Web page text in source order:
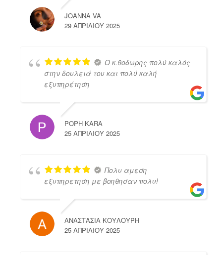
JOANNA VA
29 ΑΠΡΙΛΊΟΥ 2025
Ο κ.θοδωρης πολύ καλός
στην δουλειά του και πολύ καλή
εξυπηρέτηση
POPH KARA
25 ΑΠΡΙΛΊΟΥ 2025
Πολυ αμεση
εξυπηρετηση με βοηθησαν πολυ!
ΑΝΑΣΤΑΣΙΑ ΚΟΥΛΟΥΡΗ
25 ΑΠΡΙΛΊΟΥ 2025